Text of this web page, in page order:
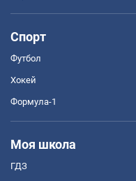
Спорт
Футбол
Хокей
Формула-1
Моя школа
ГДЗ